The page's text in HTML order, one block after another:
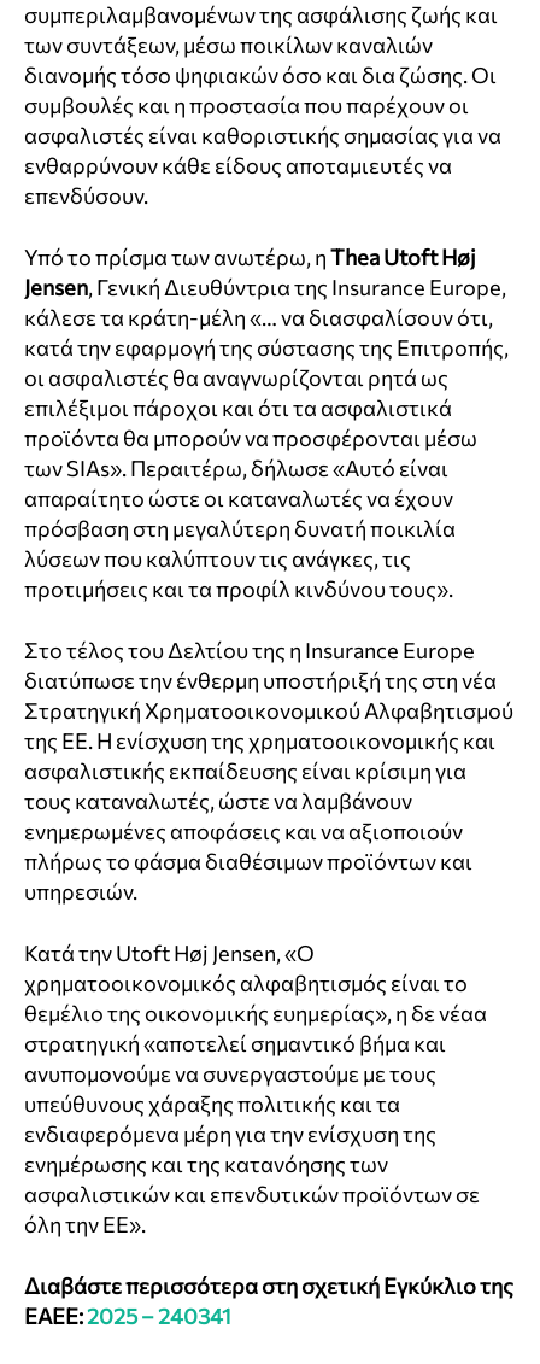
συμπεριλαμβανομένων της ασφάλισης ζωής και
των συντάξεων, μέσω ποικίλων καναλιών
διανομής τόσο ψηφιακών όσο και δια ζώσης. Οι
συμβουλές και η προστασία που παρέχουν οι
ασφαλιστές είναι καθοριστικής σημασίας για να
ενθαρρύνουν κάθε είδους αποταμιευτές να
επενδύσουν.
Υπό το πρίσμα των ανωτέρω, ηThea Utoft Høj
Jensen, Γενική Διευθύντρια της Insurance Europe,
κάλεσε τα κράτη-μέλη «… να διασφαλίσουν ότι,
κατά την εφαρμογή της σύστασης της Επιτροπής,
οι ασφαλιστές θα αναγνωρίζονται ρητά ως
επιλέξιμοι πάροχοι και ότι τα ασφαλιστικά
προϊόντα θα μπορούν να προσφέρονται μέσω
των SIAs». Περαιτέρω, δήλωσε «Αυτό είναι
απαραίτητο ώστε οι καταναλωτές να έχουν
πρόσβαση στη μεγαλύτερη δυνατή ποικιλία
λύσεων που καλύπτουν τις ανάγκες, τις
προτιμήσεις και τα προφίλ κινδύνου τους».
Στο τέλος του Δελτίου της η Insurance Europe
διατύπωσε την ένθερμη υποστήριξή της στη νέα
Στρατηγική Χρηματοοικονομικού Αλφαβητισμού
της ΕΕ. Η ενίσχυση της χρηματοοικονομικής και
ασφαλιστικής εκπαίδευσης είναι κρίσιμη για
τους καταναλωτές, ώστε να λαμβάνουν
ενημερωμένες αποφάσεις και να αξιοποιούν
πλήρως το φάσμα διαθέσιμων προϊόντων και
υπηρεσιών.
Κατά την Utoft Høj Jensen, «Ο
χρηματοοικονομικός αλφαβητισμός είναι το
θεμέλιο της οικονομικής ευημερίας», η δε νέαα
στρατηγική «αποτελεί σημαντικό βήμα και
ανυπομονούμε να συνεργαστούμε με τους
υπεύθυνους χάραξης πολιτικής και τα
ενδιαφερόμενα μέρη για την ενίσχυση της
ενημέρωσης και της κατανόησης των
ασφαλιστικών και επενδυτικών προϊόντων σε
όλη την ΕΕ».
Διαβάστε περισσότερα στη σχετικήΕγκύκλιο της
ΕΑΕΕ:2025 – 240341